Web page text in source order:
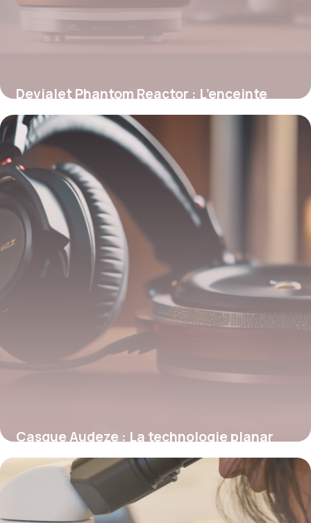
Devialet Phantom Reactor : L’enceinte
compacte au son haute résolution
9 février 2026
Casque Audeze : La technologie planar
magnétique pour une écoute audiophile
exceptionnelle
2 février 2026